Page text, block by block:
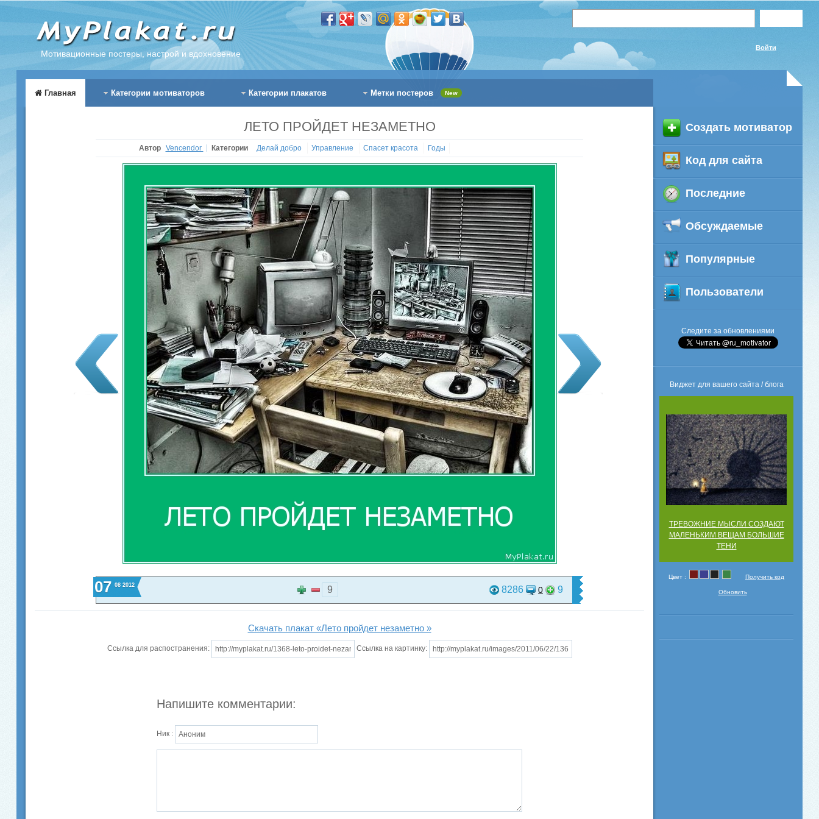
Мотивационные постеры, настрой и вдохновение
Войти
Главная Категории мотиваторов Категории плакатов Метки постеров New
Создать мотиватор
Код для сайта
Последние
Обсуждаемые
Популярные
Пользователи
Следите за обновлениями
Виджет для вашего сайта / блога
ТРЕВОЖНИЕ МЫСЛИ СОЗДАЮТ
МАЛЕНЬКИМ ВЕЩАМ БОЛЬШИЕ
ТЕНИ
Цвет : Получить код
Обновить
ЛЕТО ПРОЙДЕТ НЕЗАМЕТНО
Автор Vencendor Категории Делай добро Управление Спасет красота Годы
07 08 2012 9 8286 0 9
Скачать плакат «Лето пройдет незаметно »
Ссылка для распостранения: Ссылка на картинку:
Напишите комментарии:
Ник :